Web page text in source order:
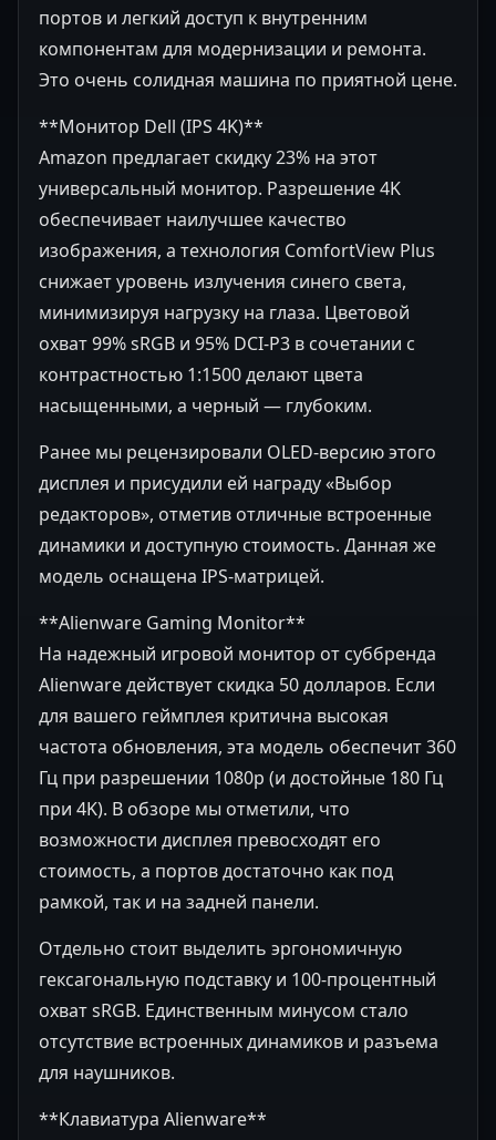
портов и легкий доступ к внутренним
компонентам для модернизации и ремонта.
Это очень солидная машина по приятной цене.
**Монитор Dell (IPS 4K)**
Amazon предлагает скидку 23% на этот
универсальный монитор. Разрешение 4K
обеспечивает наилучшее качество
изображения, а технология ComfortView Plus
снижает уровень излучения синего света,
минимизируя нагрузку на глаза. Цветовой
охват 99% sRGB и 95% DCI-P3 в сочетании с
контрастностью 1:1500 делают цвета
насыщенными, а черный — глубоким.
Ранее мы рецензировали OLED-версию этого
дисплея и присудили ей награду «Выбор
редакторов», отметив отличные встроенные
динамики и доступную стоимость. Данная же
модель оснащена IPS-матрицей.
**Alienware Gaming Monitor**
На надежный игровой монитор от суббренда
Alienware действует скидка 50 долларов. Если
для вашего геймплея критична высокая
частота обновления, эта модель обеспечит 360
Гц при разрешении 1080p (и достойные 180 Гц
при 4K). В обзоре мы отметили, что
возможности дисплея превосходят его
стоимость, а портов достаточно как под
рамкой, так и на задней панели.
Отдельно стоит выделить эргономичную
гексагональную подставку и 100-процентный
охват sRGB. Единственным минусом стало
отсутствие встроенных динамиков и разъема
для наушников.
**Клавиатура Alienware**